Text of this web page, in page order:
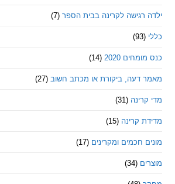
לקרינה בבית הספר (7)
2020
(14)
ביקורת או מכתב חשוב (27)
(31)
קרינה (15)
חכמים ומקרינים (17)